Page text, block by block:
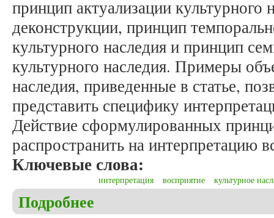
принцип актуализации культурного
деконструкции, принцип
культурного наследия и принцип
культурного наследия. Примеры
наследия, приведенные в статье,
представить специфику
Действие сформулированных
распространить на интерпретацию
Ключевые слова:
интерпретация восприятие культурное
Подробнее